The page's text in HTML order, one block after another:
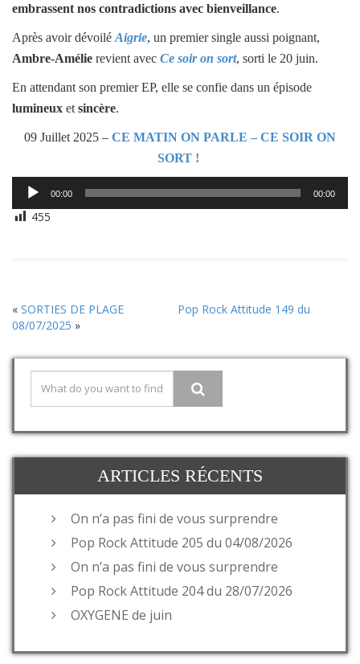
embrassent nos contradictions avec bienveillance.
Après avoir dévoilé Aigrie, un premier single aussi poignant,
Ambre-Amélie revient avec Ce soir on sort, sorti le 20 juin.
En attendant son premier EP, elle se confie dans un épisode
lumineux et sincère.
09 Juillet 2025 – CE MATIN ON PARLE – CE SOIR ON
SORT !
Lecteur
audio
00:00 00:00
455
« SORTIES DE PLAGE
Pop Rock Attitude 149 du
08/07/2025 »
ARTICLES RÉCENTS
On n’a pas fini de vous surprendre
Pop Rock Attitude 205 du 04/08/2026
On n’a pas fini de vous surprendre
Pop Rock Attitude 204 du 28/07/2026
OXYGENE de juin